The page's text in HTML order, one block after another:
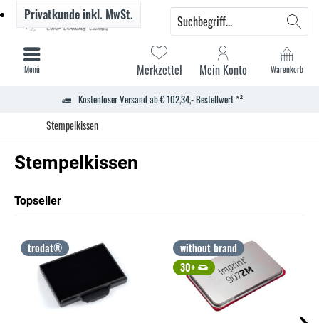
Kostenloser Versand ab € 102,34,- Bestellwert *²
Warenkorb
Merkzettel Mein Konto
Privatkundeinkl. MwSt.
Menü
Stempelkissen
Stempelkissen
Topseller
trodat®
without brand
30+